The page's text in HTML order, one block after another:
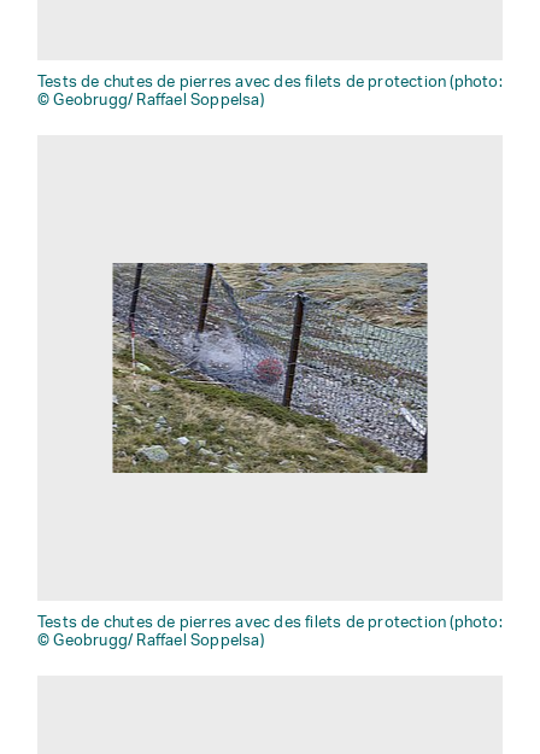
Tests de chutes de pierres avec des filets de protection (photo:
© Geobrugg/ Raffael Soppelsa)
Tests de chutes de pierres avec des filets de protection (photo:
© Geobrugg/ Raffael Soppelsa)